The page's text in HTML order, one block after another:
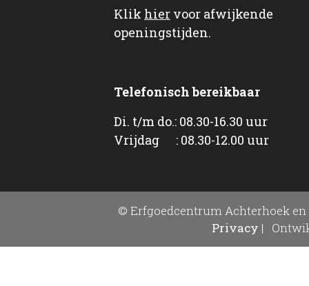
Klik hier voor afwijkende
openingstijden.
Telefonisch bereikbaar
Di. t/m do.: 08.30-16.30 uur
Vrijdag : 08.30-12.00 uur
© Erfgoedcentrum Achterhoek en
Privacy |